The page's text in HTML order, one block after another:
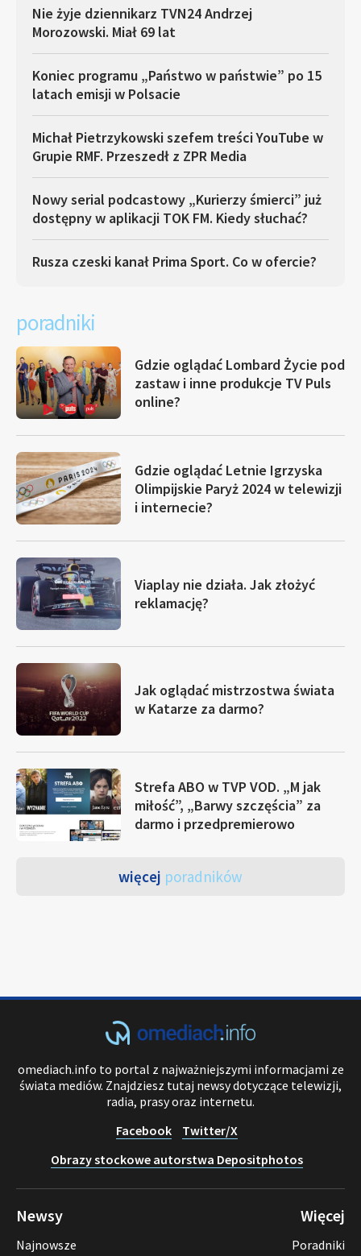
Nie żyje dziennikarz TVN24 Andrzej
Morozowski. Miał 69 lat
Koniec programu „Państwo w państwie” po 15
latach emisji w Polsacie
Michał Pietrzykowski szefem treści YouTube w
Grupie RMF. Przeszedł z ZPR Media
Nowy serial podcastowy „Kurierzy śmierci” już
dostępny w aplikacji TOK FM. Kiedy słuchać?
Rusza czeski kanał Prima Sport. Co w ofercie?
poradniki
Gdzie oglądać Lombard Życie pod
zastaw i inne produkcje TV Puls
online?
Gdzie oglądać Letnie Igrzyska
Olimpijskie Paryż 2024 w telewizji
i internecie?
Viaplay nie działa. Jak złożyć
reklamację?
Jak oglądać mistrzostwa świata
w Katarze za darmo?
Strefa ABO w TVP VOD. „M jak
miłość”, „Barwy szczęścia” za
darmo i przedpremierowo
więcej poradników
omediach.info to portal z najważniejszymi informacjami ze
świata mediów. Znajdziesz tutaj newsy dotyczące telewizji,
radia, prasy oraz internetu.
Facebook
Twitter/X
Obrazy stockowe autorstwa Depositphotos
Newsy
Najnowsze
Więcej
Poradniki